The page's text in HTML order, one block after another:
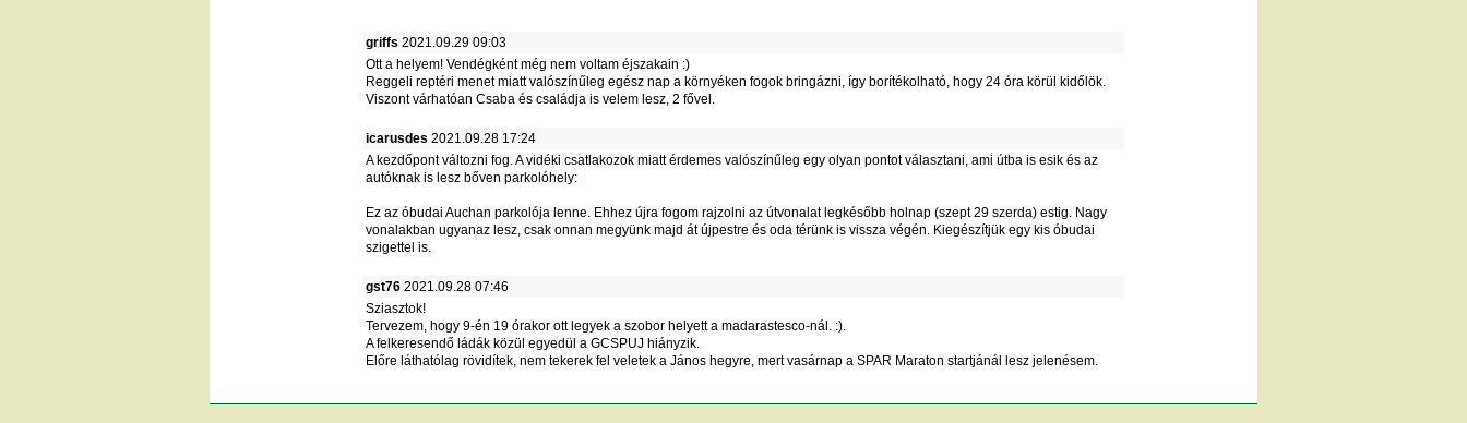
griffs 2021.09.29 09:03
Ott a helyem! Vendégként még nem voltam éjszakain :)
Reggeli reptéri menet miatt valószínűleg egész nap a környéken fogok bringázni, így borítékolható, hogy 24 óra körül kidőlök.
Viszont várhatóan Csaba és családja is velem lesz, 2 fővel.
icarusdes 2021.09.28 17:24
A kezdőpont változni fog. A vidéki csatlakozok miatt érdemes valószínűleg egy olyan pontot választani, ami útba is esik és az
autóknak is lesz bőven parkolóhely:
Ez az óbudai Auchan parkolója lenne. Ehhez újra fogom rajzolni az útvonalat legkésőbb holnap (szept 29 szerda) estig. Nagy
vonalakban ugyanaz lesz, csak onnan megyünk majd át újpestre és oda térünk is vissza végén. Kiegészítjük egy kis óbudai
szigettel is.
gst76 2021.09.28 07:46
Sziasztok!
Tervezem, hogy 9-én 19 órakor ott legyek a szobor helyett a madarastesco-nál. :).
A felkeresendő ládák közül egyedül a GCSPUJ hiányzik.
Előre láthatólag rövidítek, nem tekerek fel veletek a János hegyre, mert vasárnap a SPAR Maraton startjánál lesz jelenésem.